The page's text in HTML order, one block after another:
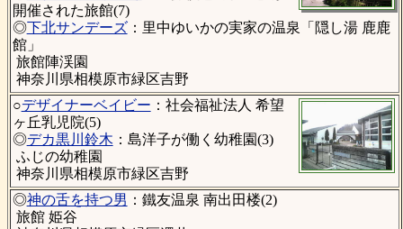
開催された旅館(7)
◎下北サンデーズ：里中ゆいかの実家の温泉「隠し湯 鹿鹿
館」
旅館陣渓園
神奈川県相模原市緑区吉野
○デザイナーベイビー ：社会福祉法人 希望
ヶ丘乳児院(5)
◎デカ黒川鈴木 ：島洋子が働く幼稚園(3)
ふじの幼稚園
神奈川県相模原市緑区吉野
◎神の舌を持つ男 ：鐵友温泉 南出田楼(2)
旅館 姫谷